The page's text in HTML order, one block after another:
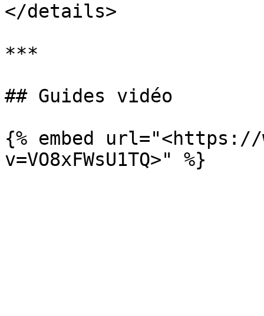
</details>
***
## Guides vidéo
{% embed url="<https://